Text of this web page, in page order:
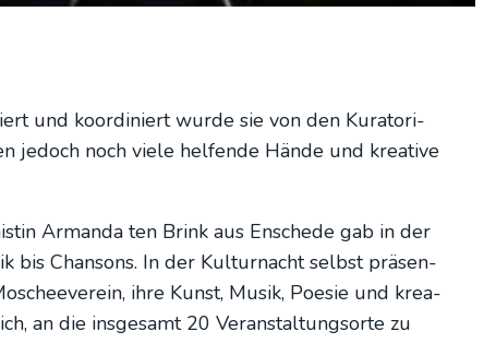
und koor­di­niert wur­de sie von den Kura­to­ri­
jedoch noch vie­le hel­fen­de Hän­de und krea­ti­ve
Arman­da ten Brink aus Ensche­de gab in der
bis Chan­sons. In der Kul­tur­nacht selbst prä­sen­
ihre Kunst, Musik, Poe­sie und krea­
an die ins­ge­samt 20 Ver­an­stal­tungs­or­te zu